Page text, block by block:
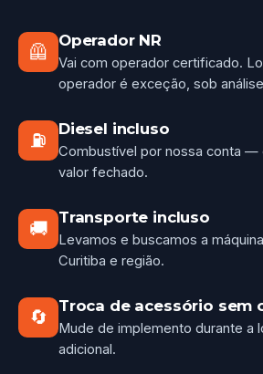
🦺
Operador NR
Vai com operador certificado.
operador é exceção, sob
⛽
Diesel incluso
Combustível por nossa conta —
valor fechado.
🚚
Transporte incluso
Levamos e buscamos a
Curitiba e região.
🔄
Troca de acessório sem
Mude de implemento durante a
adicional.